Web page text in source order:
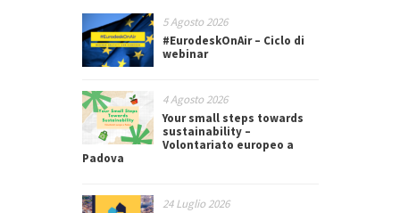
5 Agosto 2026
#EurodeskOnAir – Ciclo di
webinar
4 Agosto 2026
Your small steps towards
sustainability –
Volontariato europeo a
Padova
24 Luglio 2026